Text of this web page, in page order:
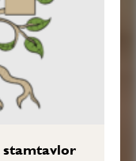
stamtavlor